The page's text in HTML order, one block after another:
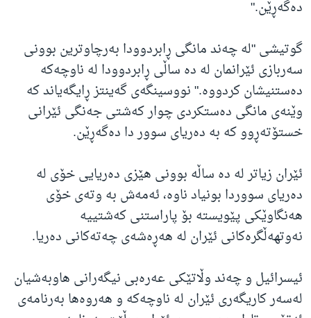
دەگەڕێن."
گوتیشی "لە چەند مانگی ڕابردوودا بەرچاوترین بوونی
سەربازی ئێرانمان لە دە ساڵی ڕابردوودا لە ناوچەكە
دەستنیشان كردووە." نووسینگەی گەینتز ڕایگەیاند کە
وێنەی مانگی دەستکردی چوار کەشتی جەنگی ئێرانی
خستۆتەڕوو کە بە دەریای سوور دا دەگەڕێن.
ئێران زیاتر لە دە ساڵە بوونی هێزی دەریایی خۆی لە
دەریای سووردا بونیاد ناوە، ئەمەش بە وتەی خۆی
هەنگاوێکی پێویستە بۆ پاراستنی کەشتییە
نەوتهەڵگرەکانی ئێران لە هەڕەشەی چەتەکانی دەریا.
ئیسرائیل و چەند وڵاتێکی عه‌ره‌بی نیگه‌رانی هاوبەشیان
له‌سه‌ر كاریگه‌ری ئێران له‌ ناوچه‌كه‌ و هه‌روه‌ها به‌رنامه‌ی